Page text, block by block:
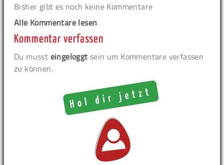
Bisher gibt es noch keine Kommentare
Alle Kommentare lesen
Kommentar verfassen
Du musst eingeloggt sein um Kommentare verfassen
zu können.